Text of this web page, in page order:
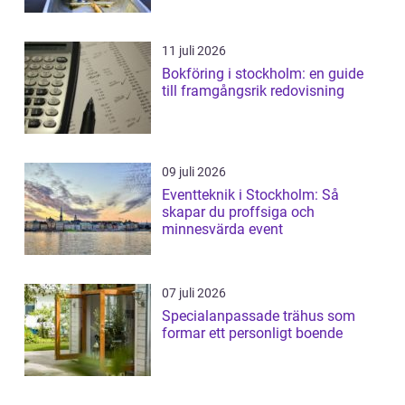
11 juli 2026
Bokföring i stockholm: en guide
till framgångsrik redovisning
09 juli 2026
Eventteknik i Stockholm: Så
skapar du proffsiga och
minnesvärda event
07 juli 2026
Specialanpassade trähus som
formar ett personligt boende